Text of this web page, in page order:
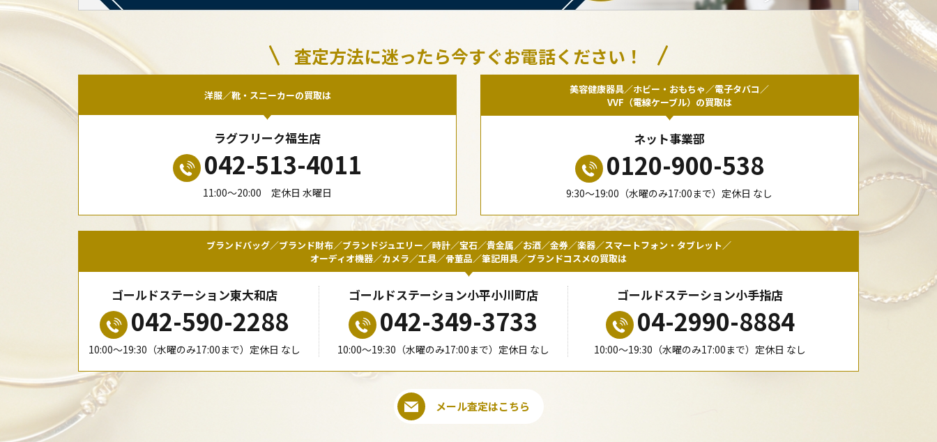
査定方法に迷ったら今すぐお電話ください！
洋服／靴・スニーカーの買取は
ラグフリーク福生店
042-513-4011
11:00〜20:00 定休日 水曜日
美容健康器具／ホビー・おもちゃ／電子タバコ／
VVF（電線ケーブル）の買取は
ネット事業部
0120-900-538
9:30〜19:00（水曜のみ17:00まで）定休日 なし
ブランドバッグ／ブランド財布／ブランドジュエリー／時計／宝石／貴金属／お酒／金券／楽器／スマートフォン・タブレット／
オーディオ機器／カメラ／工具／骨董品／筆記用具／ブランドコスメの買取は
ゴールドステーション東大和店
042-590-2288
10:00〜19:30（水曜のみ17:00まで）定休日 なし
ゴールドステーション小平小川町店
042-349-3733
10:00〜19:30（水曜のみ17:00まで）定休日 なし
ゴールドステーション小手指店
04-2990-8884
10:00〜19:30（水曜のみ17:00まで）定休日 なし
メール査定はこちら